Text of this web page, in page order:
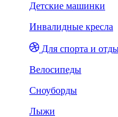
Детские машинки
Инвалидные кресла
Для спорта и
Велосипеды
Сноуборды
Лыжи